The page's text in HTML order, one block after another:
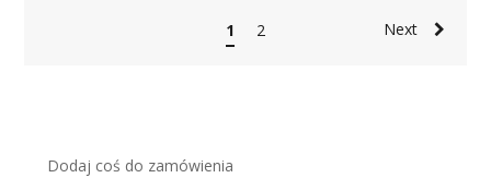
1 2 Next
Dodaj coś do zamówienia